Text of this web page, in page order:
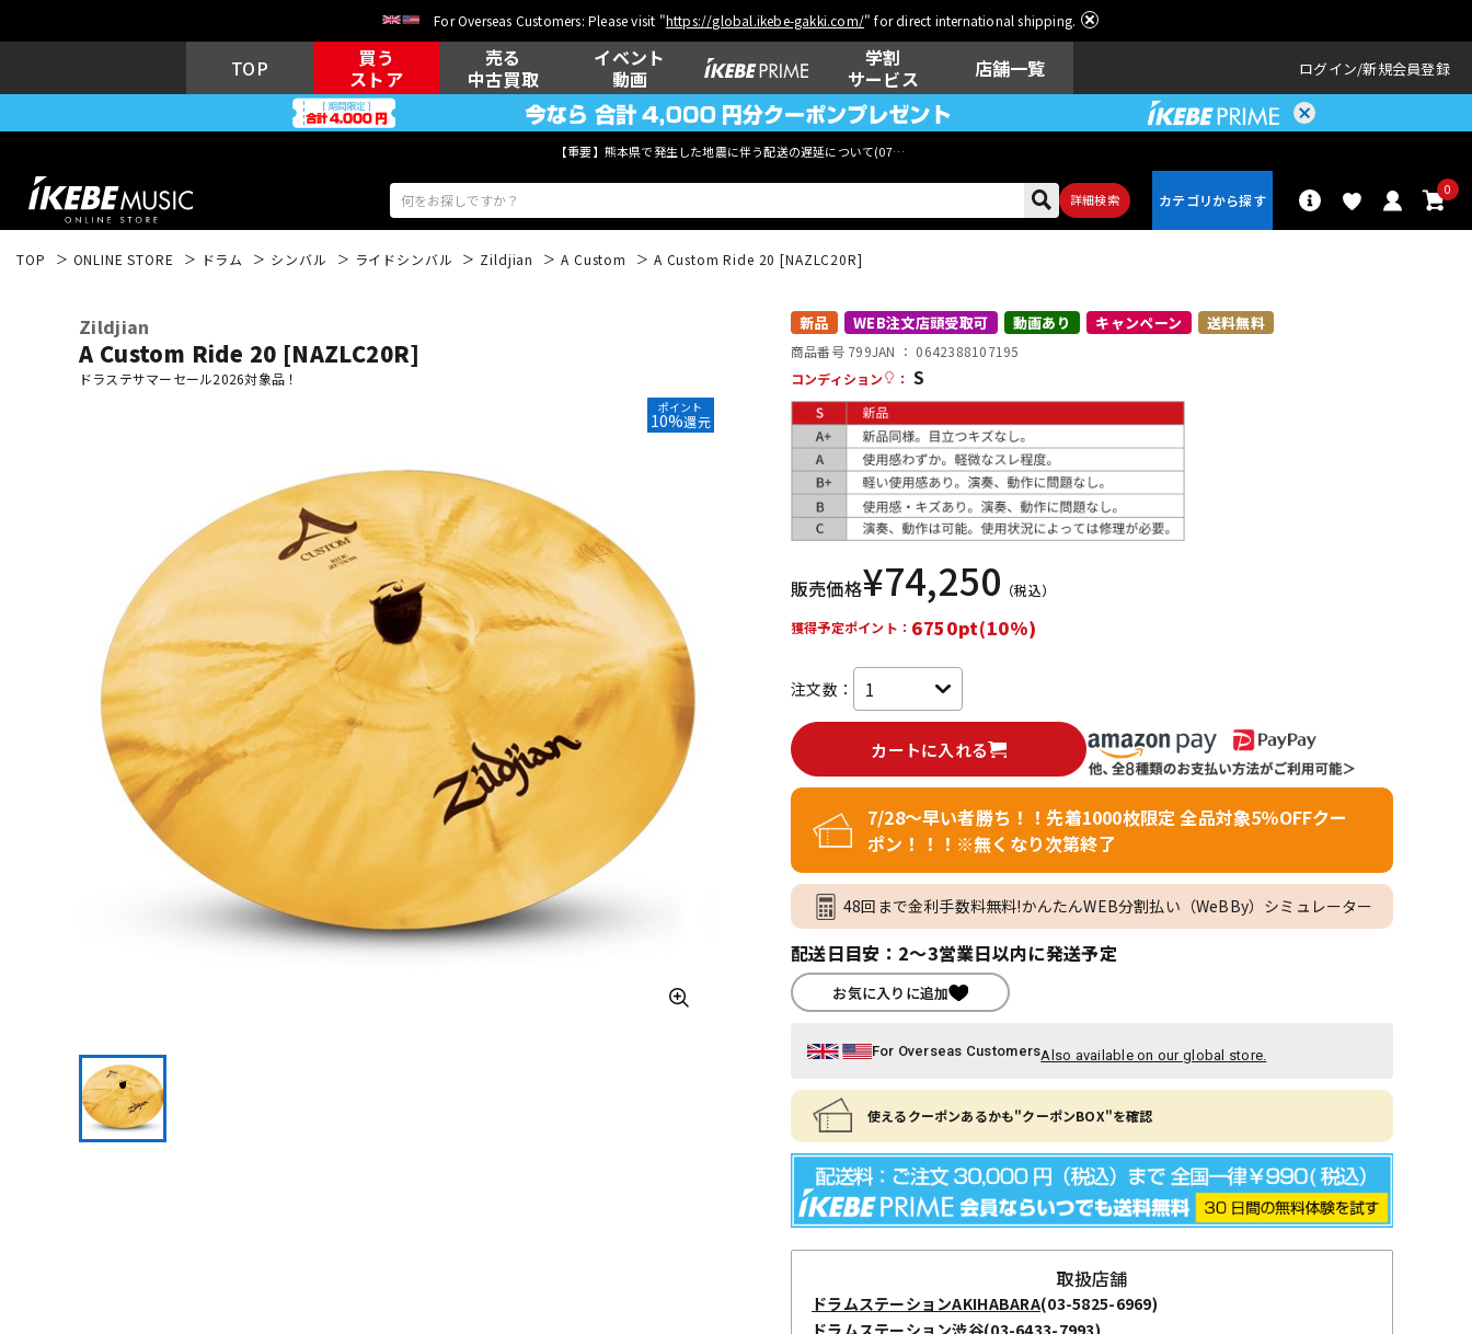
For Overseas Customers: Please visit "https://global.ikebe-gakki.com/" for direct international shipping.
TOP
買う
ストア
売る
中古買取
イベント
動画
学割
サービス
店舗一覧 ログイン 新規会員登録
【重要】熊本県で発生した地震に伴う配送の遅延について(07月29日
詳細検索
0
ウクレレ ドラム ン
管楽器 その他楽器
DJ機器 DTM イン納品
レコーディン
グ機器
配信/ライブ
機器
中古 ヴィンテージ
TOP ONLINE STORE ドラム シンバル ライドシンバル Zildjian A Custom A Custom Ride 20 [NAZLC20R]
Zildjian
A Custom Ride 20 [NAZLC20R]
ドラステサマーセール2026対象品！
ポイント
10%還元
新品 WEB注文店頭受取可 動画あり キャンペーン 送料無料
商品番号 799JAN ： 0642388107195
コンディション
： S
販売価格¥74,250 （税込）
獲得予定ポイント： 6750pt(10%)
注文数：
カートに入れる
7/28～早い者勝ち！！先着1000枚限定 全品対象5％OFFクー
ポン！！！※無くなり次第終了
48回まで金利手数料無料!かんたんWEB分割払い（WeBBy）シミュレーター
配送日目安：2～3営業日以内に発送予定
お気に入りに追加
For Overseas CustomersAlso available on our global store.
使えるクーポンあるかも"クーポンBOX"を確認
取扱店舗
ドラムステーションAKIHABARA(03-5825-6969)